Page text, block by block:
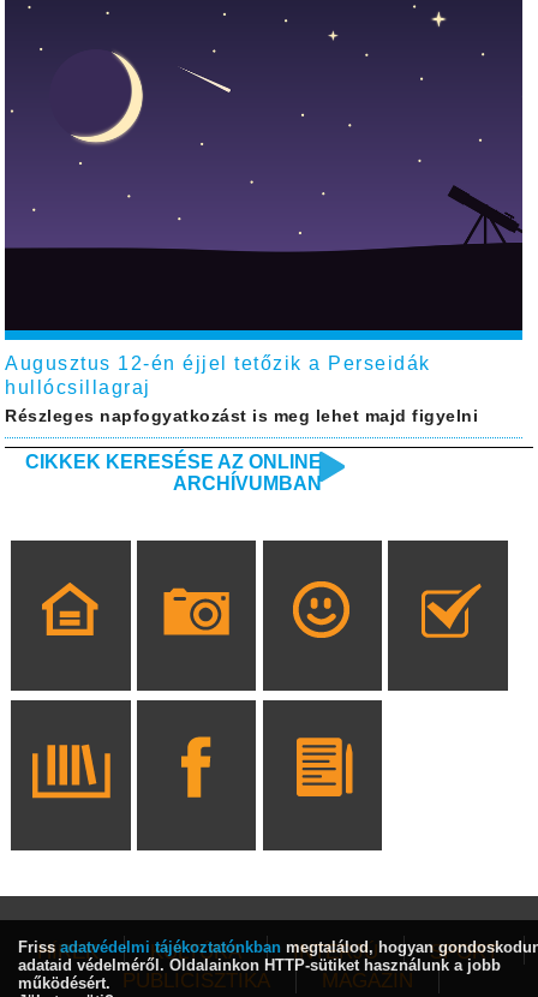
Augusztus 12-én éjjel tetőzik a Perseidák
hullócsillagraj
Részleges napfogyatkozást is meg lehet majd figyelni
CIKKEK KERESÉSE AZ ONLINE
ARCHÍVUMBAN
HÍREK KULTÚRA INTERJÚ
SPORT
PUBLICISZTIKA
MAGAZIN
Friss adatvédelmi tájékoztatónkban megtalálod, hogyan
adataid védelméről. Oldalainkon HTTP-sütiket használunk a jobb
működésért.